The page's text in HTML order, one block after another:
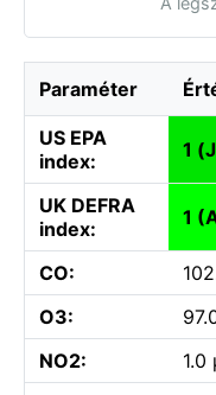
Paraméter
US EPA
index:
1
UK DEFRA
index:
1
CO:
O3:
NO2:
1.0